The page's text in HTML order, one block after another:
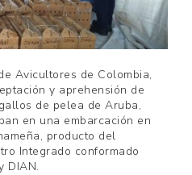
Avicultores de Colombia,
y aprehensión de
de pelea de Aruba,
en una embarcación en
producto del
Integrado conformado
DIAN.